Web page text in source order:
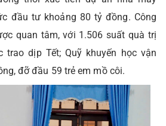
đầu tư khoảng 80 tỷ đồng. Công
quan tâm, với 1.506 suất quà trị
dịp Tết; Quỹ khuyến học vận
đỡ đầu 59 trẻ em mồ côi.